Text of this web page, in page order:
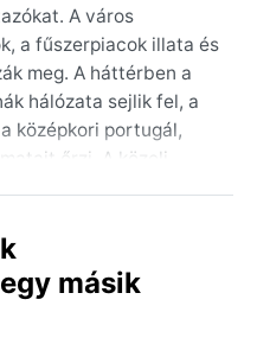
A város
a fűszerpiacok illata és
meg. A háttérben a
hálózata sejlik fel, a
középkori portugál,
őrzi. A közeli
(Am) osztályba
egész évben. A
a hőmérséklet
másik